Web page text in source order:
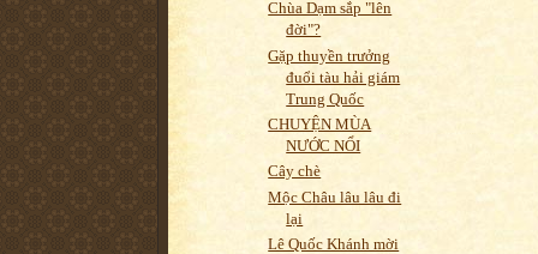
Chùa Dạm sắp "lên
đời"?
Gặp thuyền trưởng
đuổi tàu hải giám
Trung Quốc
CHUYỆN MÙA
NƯỚC NỔI
Cây chè
Mộc Châu lâu lâu đi
lại
Lê Quốc Khánh mời